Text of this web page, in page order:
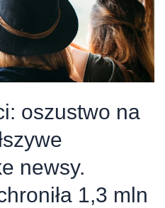
oszustwo na
newsy.
1,3 mln